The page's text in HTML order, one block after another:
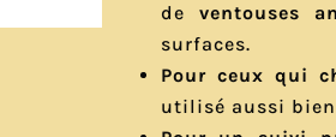
deventouses
surfaces.
Pour ceux qui
utilisé aussi